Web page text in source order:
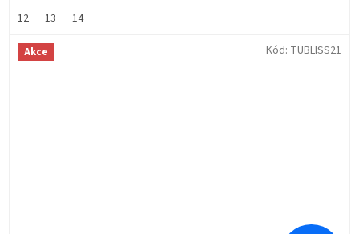
12 13 14
Akce Kód: TUBLISS21